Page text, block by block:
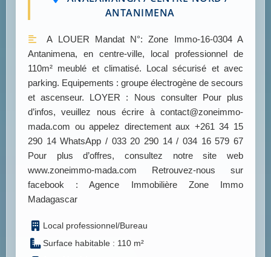
ANTANIMENA
A LOUER Mandat N°: Zone Immo-16-0304 A
Antanimena, en centre-ville, local professionnel de
110m² meublé et climatisé. Local sécurisé et avec
parking. Equipements : groupe électrogène de secours
et ascenseur. LOYER : Nous consulter Pour plus
d’infos, veuillez nous écrire à contact@zoneimmo-
mada.com ou appelez directement aux +261 34 15
290 14 WhatsApp / 033 20 290 14 / 034 16 579 67
Pour plus d’offres, consultez notre site web
www.zoneimmo-mada.com Retrouvez-nous sur
facebook : Agence Immobilière Zone Immo
Madagascar
Local professionnel/Bureau
Surface habitable : 110 m²